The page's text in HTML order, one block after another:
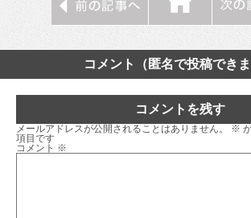
コメント（匿名で投稿できま
コメントを残す
メールアドレスが公開されることはありません。 ※
項目です
コメント ※